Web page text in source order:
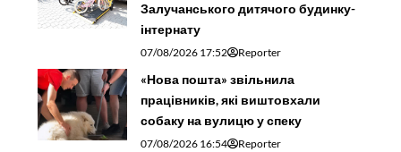
Залучанського дитячого будинку-
інтернату
07/08/2026 17:52 Reporter
«Нова пошта» звільнила
працівників, які виштовхали
собаку на вулицю у спеку
07/08/2026 16:54 Reporter